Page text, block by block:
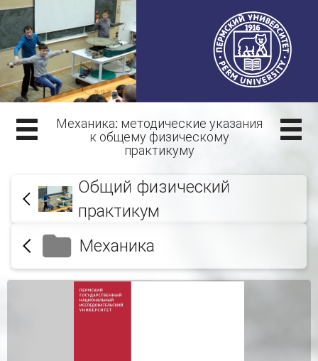
Механика: методические указания
к общему физическому
практикуму
Общий физический
практикум
Механика